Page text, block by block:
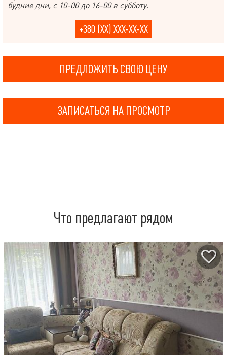
будние дни, с 10-00 до 16-00 в субботу.
+380 (XX) XXX-XX-XX
ПРЕДЛОЖИТЬ СВОЮ ЦЕНУ
ЗАПИСАТЬСЯ НА ПРОСМОТР
Что предлагают рядом